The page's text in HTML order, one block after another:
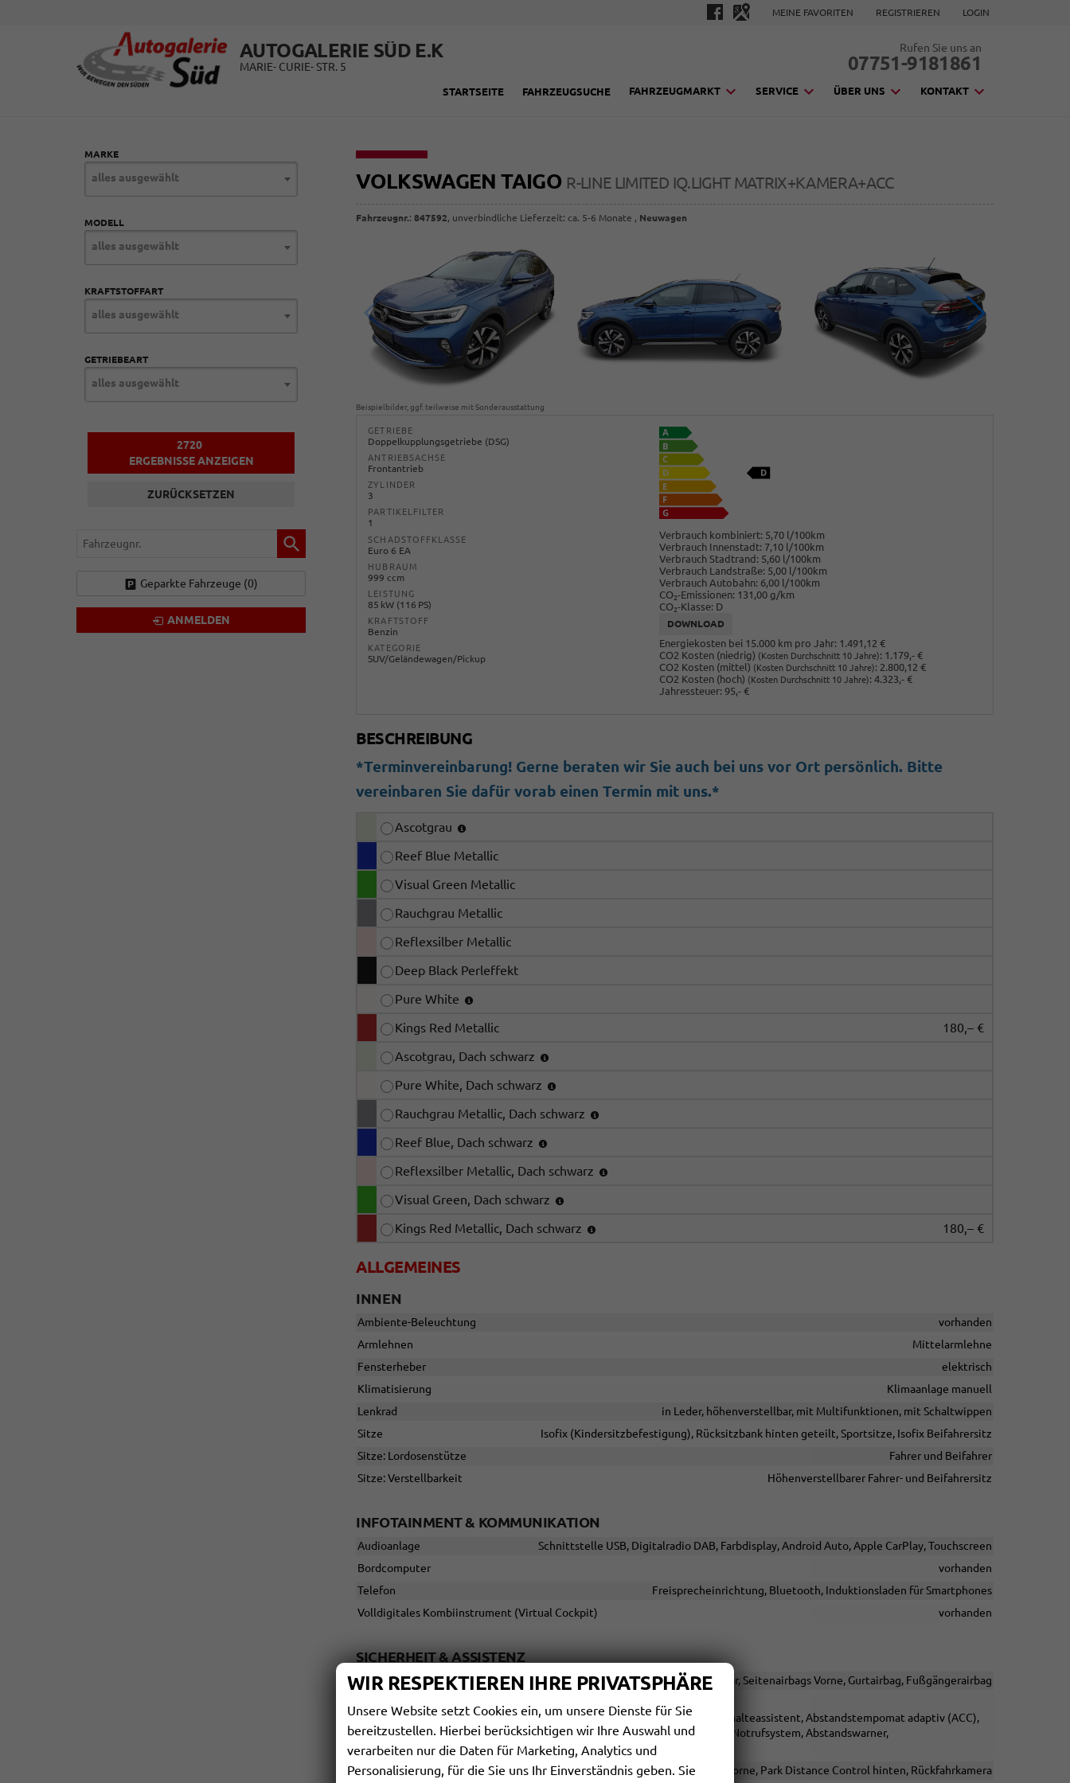
MEINE FAVORITEN REGISTRIEREN LOGIN
AUTOGALERIE SÜD E.K
MARIE- CURIE- STR. 5
Rufen Sie uns an
07751-9181861
STARTSEITE FAHRZEUGSUCHE FAHRZEUGMARKT SERVICE ÜBER UNS KONTAKT
VOLKSWAGEN TAIGO R-LINE LIMITED IQ.LIGHT MATRIX+KAMERA+ACC
Fahrzeugnr.:847592, unverbindliche Lieferzeit: ca. 5-6 Monate , Neuwagen
Beispielbilder, ggf. teilweise mit Sonderausstattung
GETRIEBE
Doppelkupplungsgetriebe (DSG)
ANTRIEBSACHSE
Frontantrieb
ZYLINDER
3
PARTIKELFILTER
1
SCHADSTOFFKLASSE
Euro 6 EA
HUBRAUM
999 ccm
LEISTUNG
85 kW (116 PS)
KRAFTSTOFF
Benzin
KATEGORIE
SUV/Geländewagen/Pickup
Verbrauch kombiniert: 5,70 l/100km
Verbrauch Innenstadt: 7,10 l/100km
Verbrauch Stadtrand: 5,60 l/100km
Verbrauch Landstraße: 5,00 l/100km
Verbrauch Autobahn: 6,00 l/100km
CO2-Emissionen: 131,00 g/km
CO2-Klasse: D
DOWNLOAD
Energiekosten bei 15.000 km pro Jahr: 1.491,12 €
CO2 Kosten (niedrig) (Kosten Durchschnitt 10 Jahre): 1.179,- €
CO2 Kosten (mittel) (Kosten Durchschnitt 10 Jahre): 2.800,12 €
CO2 Kosten (hoch) (Kosten Durchschnitt 10 Jahre): 4.323,- €
Jahressteuer: 95,- €
BESCHREIBUNG
*Terminvereinbarung! Gerne beraten wir Sie auch bei uns vor Ort persönlich. Bitte
vereinbaren Sie dafür vorab einen Termin mit uns.*
Ascotgrau
Reef Blue Metallic
Visual Green Metallic
Rauchgrau Metallic
Reflexsilber Metallic
Deep Black Perleffekt
Pure White
Kings Red Metallic
180,– €
Ascotgrau, Dach schwarz
Pure White, Dach schwarz
Rauchgrau Metallic, Dach schwarz
Reef Blue, Dach schwarz
Reflexsilber Metallic, Dach schwarz
Visual Green, Dach schwarz
Kings Red Metallic, Dach schwarz
180,– €
ALLGEMEINES
INNEN
Ambiente-Beleuchtung
vorhanden
Armlehnen
Mittelarmlehne
Fensterheber
elektrisch
Klimatisierung
Klimaanlage manuell
Lenkrad
in Leder, höhenverstellbar, mit Multifunktionen, mit Schaltwippen
Sitze
Isofix (Kindersitzbefestigung), Rücksitzbank hinten geteilt, Sportsitze, Isofix Beifahrersitz
Sitze: Lordosenstütze
Fahrer und Beifahrer
Sitze: Verstellbarkeit
Höhenverstellbarer Fahrer- und Beifahrersitz
INFOTAINMENT & KOMMUNIKATION
Audioanlage
Schnittstelle USB, Digitalradio DAB, Farbdisplay, Android Auto, Apple CarPlay, Touchscreen
Bordcomputer
vorhanden
Telefon
Freisprecheinrichtung, Bluetooth, Induktionsladen für Smartphones
Volldigitales Kombiinstrument (Virtual Cockpit)
vorhanden
SICHERHEIT & ASSISTENZ
Airbags
Airbag, Fenster-/Kopfairbags Vorne, Beifahrerairbag abschaltbar, Seitenairbags Vorne, Gurtairbag, Fußgängerairbag
Regensensor, Notbremsassistent (City-Safety), Berganfahrassistent, Spurhalteassistent, Abstandstempomat adaptiv (ACC),
Verkehrzeichenerkennung, Stauassistent, Müdigkeitserkennungs-Sensor, Notrufsystem, Abstandswarner,
Geschwindigkeitsbegrenzer
Einparkhilfe
Park Distance Control vorne, Park Distance Control hinten, Rückfahrkamera
MARKE
alles ausgewählt
MODELL
alles ausgewählt
KRAFTSTOFFART
alles ausgewählt
GETRIEBEART
alles ausgewählt
2720
ERGEBNISSE ANZEIGEN
ZURÜCKSETZEN
Fahrzeugnr.
Geparkte Fahrzeuge (0)
ANMELDEN
WIR RESPEKTIEREN IHRE PRIVATSPHÄRE
Unsere Website setzt Cookies ein, um unsere Dienste für Sie
bereitzustellen. Hierbei berücksichtigen wir Ihre Auswahl und
verarbeiten nur die Daten für Marketing, Analytics und
Personalisierung, für die Sie uns Ihr Einverständnis geben. Sie